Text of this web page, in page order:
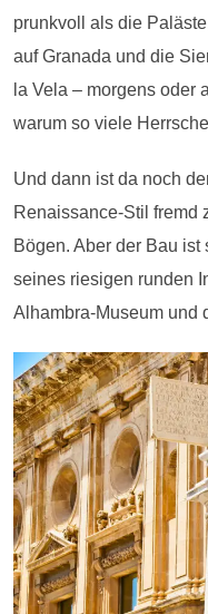
prunkvoll als die
auf Granada und die
la Vela – morgens oder
warum so viele
Und dann ist da noch
Renaissance-Stil fremd
Bögen. Aber der Bau
seines riesigen runden
Alhambra-Museum und